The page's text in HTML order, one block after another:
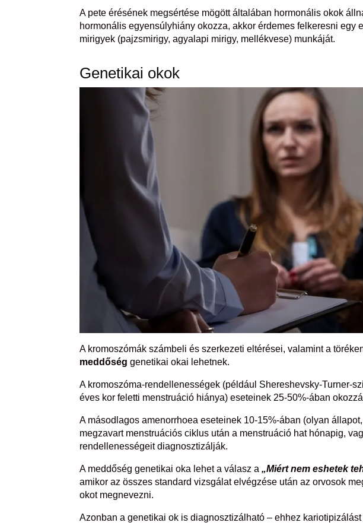
A pete érésének megsértése mögött általában hormonális okok
hormonális egyensúlyhiány okozza, akkor érdemes felkeresni egy
mirigyek (pajzsmirigy, agyalapi mirigy, mellékvese) munkáját.
Genetikai okok
A kromoszómák számbeli és szerkezeti eltérései, valamint a
meddőség genetikai okai lehetnek.
A kromoszóma-rendellenességek (például Shereshevsky-Turner-
éves kor feletti menstruáció hiánya) eseteinek 25-50%-ában
A másodlagos amenorrhoea eseteinek 10-15%-ában (olyan
megzavart menstruációs ciklus után a menstruáció hat hónapig,
rendellenességeit diagnosztizálják.
A meddőség genetikai oka lehet a válasz a„Miért nem eshetek
amikor az összes standard vizsgálat elvégzése után az orvosok
okot megnevezni.
Azonban a genetikai ok is diagnosztizálható – ehhez kariotipizálást